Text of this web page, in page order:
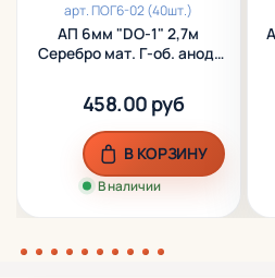
арт.ПОГ6-02 (40шт.)
АП 6мм "DO-1" 2,7м
Серебро мат. Г-об. анод.
458.00 руб
В наличии
В КОРЗИНУ